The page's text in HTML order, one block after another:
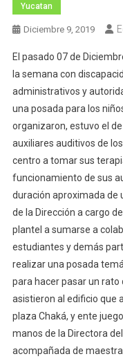
Yucatan
Diciembre 9, 2019
El pasado 07 de
la semana con
administrativos y
una posada para los
organizaron, estuvo el
auxiliares auditivos de
centro a tomar sus
funcionamiento de sus
duración aproximada de
de la Dirección a cargo
plantel a sumarse a
estudiantes y demás
realizar una posada
para hacer pasar un
asistieron al edificio que
plaza Chaká, y ente
manos de la Directora
acompañada de